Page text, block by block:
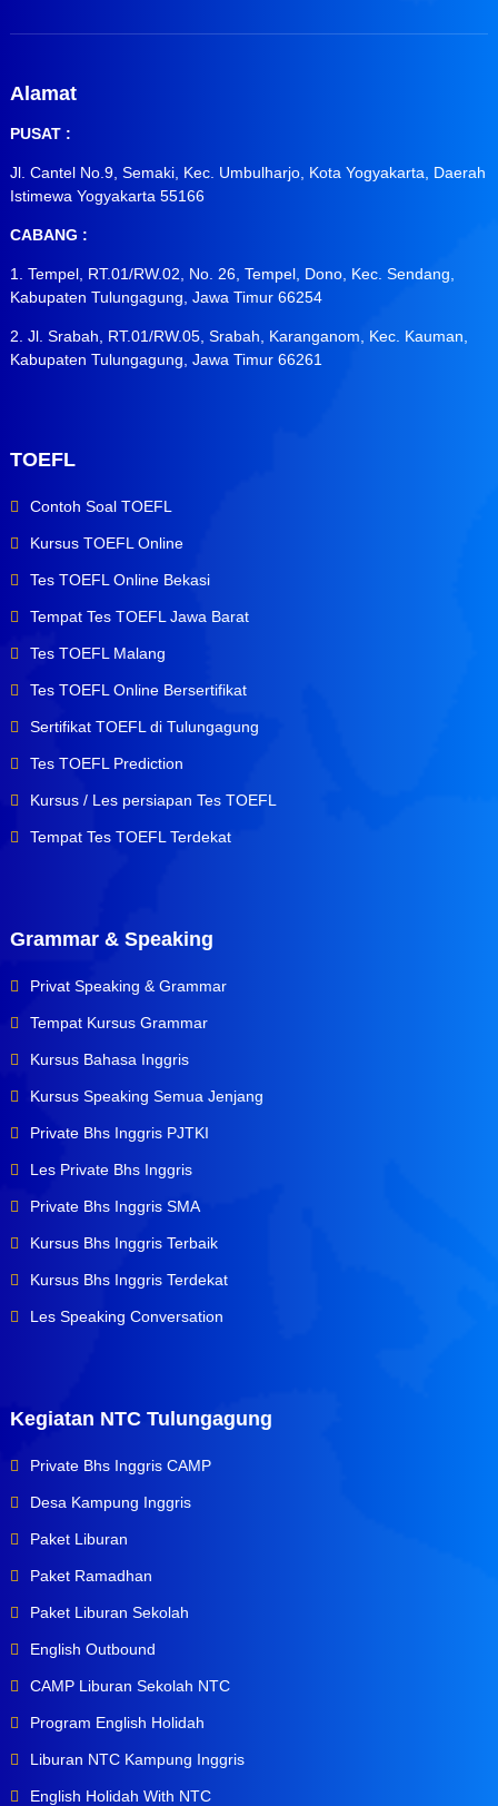
Alamat
PUSAT :
Jl. Cantel No.9, Semaki, Kec. Umbulharjo, Kota Yogyakarta, Daerah
Istimewa Yogyakarta 55166
CABANG :
1. Tempel, RT.01/RW.02, No. 26, Tempel, Dono, Kec. Sendang,
Kabupaten Tulungagung, Jawa Timur 66254
2. Jl. Srabah, RT.01/RW.05, Srabah, Karanganom, Kec. Kauman,
Kabupaten Tulungagung, Jawa Timur 66261
TOEFL
Contoh Soal TOEFL
Kursus TOEFL Online
Tes TOEFL Online Bekasi
Tempat Tes TOEFL Jawa Barat
Tes TOEFL Malang
Tes TOEFL Online Bersertifikat
Sertifikat TOEFL di Tulungagung
Tes TOEFL Prediction
Kursus / Les persiapan Tes TOEFL
Tempat Tes TOEFL Terdekat
Grammar & Speaking
Privat Speaking & Grammar
Tempat Kursus Grammar
Kursus Bahasa Inggris
Kursus Speaking Semua Jenjang
Private Bhs Inggris PJTKI
Les Private Bhs Inggris
Private Bhs Inggris SMA
Kursus Bhs Inggris Terbaik
Kursus Bhs Inggris Terdekat
Les Speaking Conversation
Kegiatan NTC Tulungagung
Private Bhs Inggris CAMP
Desa Kampung Inggris
Paket Liburan
Paket Ramadhan
Paket Liburan Sekolah
English Outbound
CAMP Liburan Sekolah NTC
Program English Holidah
Liburan NTC Kampung Inggris
English Holidah With NTC